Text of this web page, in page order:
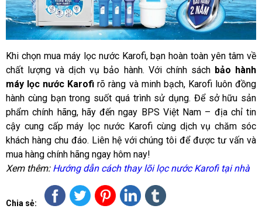
Khi chọn mua máy lọc nước Karofi, bạn hoàn toàn yên tâm về
chất lượng và dịch vụ bảo hành. Với chính sách bảo hành
máy lọc nước Karofi rõ ràng và minh bạch, Karofi luôn đồng
hành cùng bạn trong suốt quá trình sử dụng. Để sở hữu sản
phẩm chính hãng, hãy đến ngay BPS Việt Nam – địa chỉ tin
cậy cung cấp máy lọc nước Karofi cùng dịch vụ chăm sóc
khách hàng chu đáo. Liên hệ với chúng tôi để được tư vấn và
mua hàng chính hãng ngay hôm nay!
Xem thêm: Hướng dẫn cách thay lõi lọc nước Karofi tại nhà
Chia sẻ: